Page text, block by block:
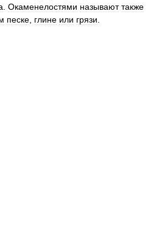
Окаменелостями называют также
песке глине или грязи